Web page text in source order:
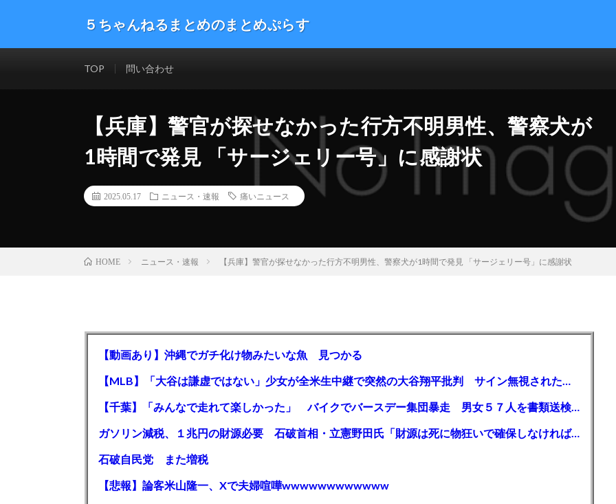
５ちゃんねるまとめのまとめぷらす
した。ネタ・速報 エンタメ 生活 趣味 漫画アニメ ゲーム サイエンス マネー 海外の反応
TOP 問い合わせ
【兵庫】警官が探せなかった行方不明男性、警察犬が
1時間で発見 「サージェリー号」に感謝状
2025.05.17 ニュース・速報 痛いニュース
HOME ニュース・速報 【兵庫】警官が探せなかった行方不明男性、警察犬が1時間で発見 「サージェリー号」に感謝状
【動画あり】沖縄でガチ化け物みたいな魚 見つかる
【MLB】「大谷は謙虚ではない」少女が全米生中継で突然の大谷翔平批判 サイン無視された過去明かす
【千葉】「みんなで走れて楽しかった」 バイクでバースデー集団暴走 男女５７人を書類送検 SNSで参加者募る
ガソリン減税、１兆円の財源必要 石破首相・立憲野田氏「財源は死に物狂いで確保しなければならない」「本当に死に物狂いで」
石破自民党 また増税
【悲報】論客米山隆一、Xで夫婦喧嘩wwwwwwwwwwww